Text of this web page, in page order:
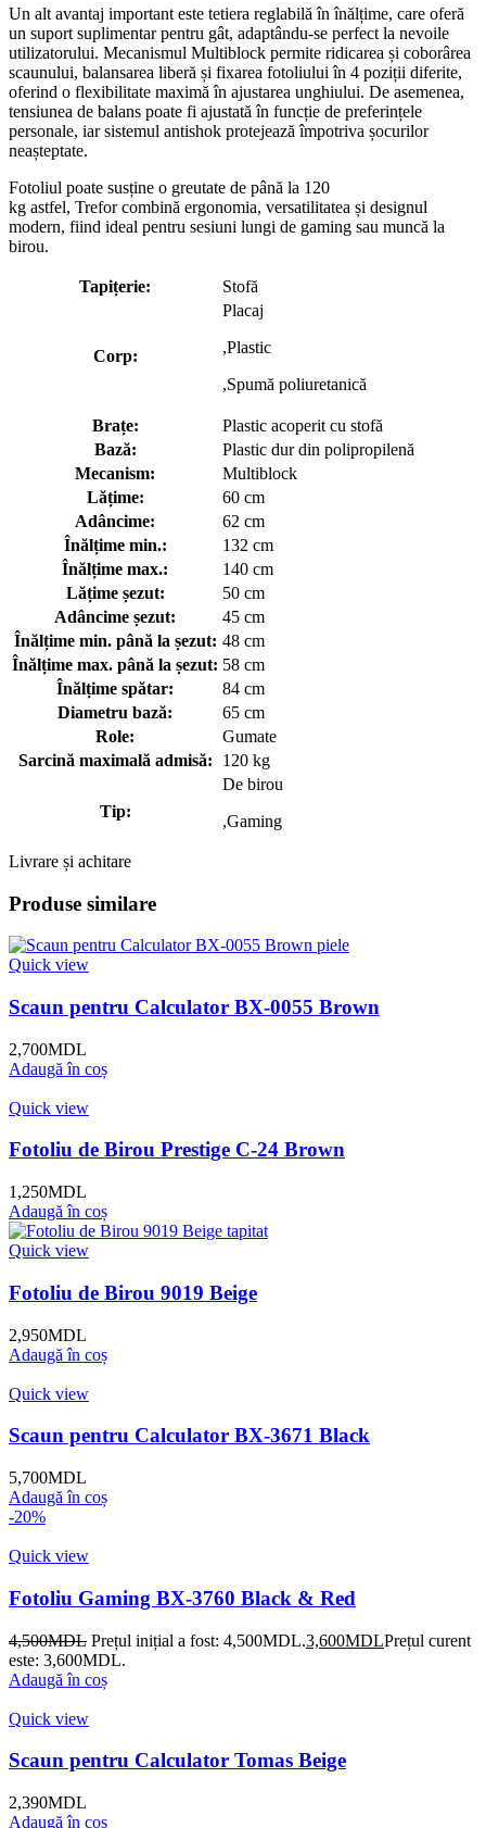
Un alt avantaj important este tetiera reglabilă în înălțime, care oferă
un suport suplimentar pentru gât, adaptându-se perfect la nevoile
utilizatorului. Mecanismul Multiblock permite ridicarea și coborârea
scaunului, balansarea liberă și fixarea fotoliului în 4 poziții diferite,
oferind o flexibilitate maximă în ajustarea unghiului. De asemenea,
tensiunea de balans poate fi ajustată în funcție de preferințele
personale, iar sistemul antishok protejează împotriva șocurilor
neașteptate.
Fotoliul poate susține o greutate de până la 120
kg astfel, Trefor combină ergonomia, versatilitatea și designul
modern, fiind ideal pentru sesiuni lungi de gaming sau muncă la
birou.
Tapițerie: Stofă
Corp:
Placaj
,Plastic
,Spumă poliuretanică
Brațe:
Plastic acoperit cu stofă
Bază:
Plastic dur din polipropilenă
Mecanism:
Multiblock
Lățime:
60 cm
Adâncime:
62 cm
Înălțime min.:
132 cm
Înălțime max.:
140 cm
Lățime șezut:
50 cm
Adâncime șezut:
45 cm
Înălțime min. până la șezut: 48 cm
Înălțime max. până la șezut: 58 cm
Înălțime spătar:
84 cm
Diametru bază:
65 cm
Role:
Gumate
Sarcină maximală admisă:
120 kg
Tip:
De birou
,Gaming
Livrare și achitare
Produse similare
Quick view
Scaun pentru Calculator BX-0055 Brown
2,700MDL
Adaugă în coș
Quick view
Fotoliu de Birou Prestige C-24 Brown
1,250MDL
Adaugă în coș
Quick view
Fotoliu de Birou 9019 Beige
2,950MDL
Adaugă în coș
Quick view
Scaun pentru Calculator BX-3671 Black
5,700MDL
Adaugă în coș
-20%
Quick view
Fotoliu Gaming BX-3760 Black & Red
4,500MDL Prețul inițial a fost: 4,500MDL.3,600MDLPrețul curent
este: 3,600MDL.
Adaugă în coș
Quick view
Scaun pentru Calculator Tomas Beige
2,390MDL
Adaugă în coș